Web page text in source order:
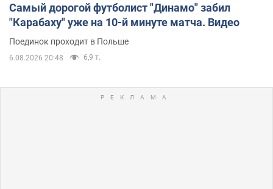
Самый дорогой футболист "Динамо" забил
"Карабаху" уже на 10-й минуте матча. Видео
Поединок проходит в Польше
6.08.2026 20:48 6,9 т.